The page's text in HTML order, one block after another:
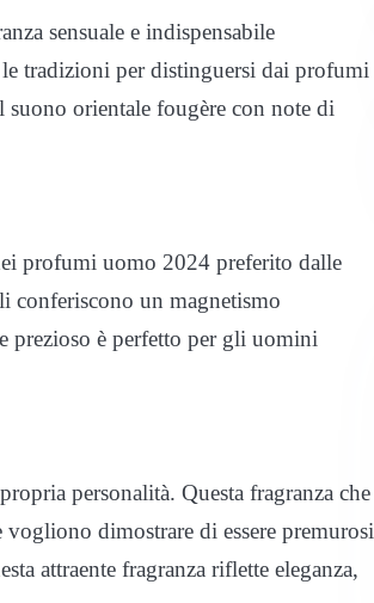
sensuale e indispensabile
le tradizioni per distinguersi dai profumi
suono orientale fougère con note di
profumi uomo 2024 preferito dalle
conferiscono un magnetismo
prezioso è perfetto per gli uomini
personalità. Questa fragranza che
dimostrare di essere premurosi
attraente fragranza riflette eleganza,